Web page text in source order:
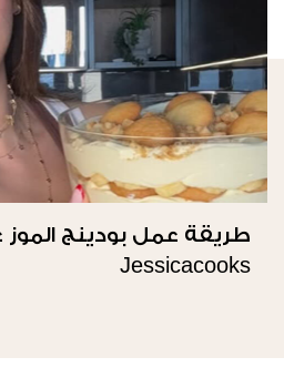
طريقة عمل بودينج
Jessicacooks